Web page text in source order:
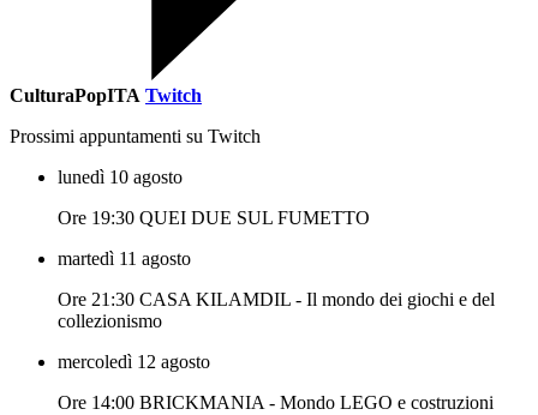
CulturaPopITA Twitch
Prossimi appuntamenti su Twitch
lunedì 10 agosto
Ore 19:30 QUEI DUE SUL FUMETTO
martedì 11 agosto
Ore 21:30 CASA KILAMDIL - Il mondo dei giochi e del
collezionismo
mercoledì 12 agosto
Ore 14:00 BRICKMANIA - Mondo LEGO e costruzioni